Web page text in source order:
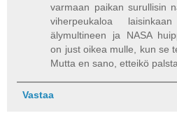
varmaan paikan surullisin
viherpeukaloa
älymultineen ja NASA
on just oikea mulle, kun se
Mutta en sano, etteikö
Vastaa